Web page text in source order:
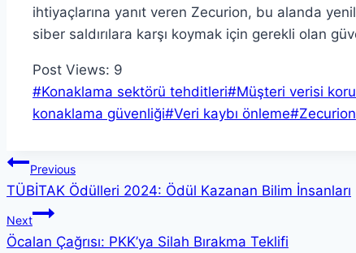
ihtiyaçlarına yanıt veren Zecurion, bu alanda
siber saldırılara karşı koymak için gerekli olan
Post Views: 9
Post
Tags:
#Konaklama sektörü tehditleri#Müşteri verisi
konaklama güvenliği#Veri kaybı önleme#Zecurion
Yazı
gezinmesi
Previous
TÜBİTAK Ödülleri 2024: Ödül Kazanan Bilim İnsanları
Next
Öcalan Çağrısı: PKK’ya Silah Bırakma Teklifi